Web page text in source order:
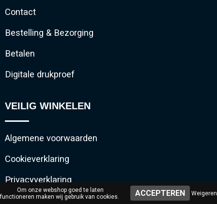
Contact
Bestelling & Bezorging
Betalen
Digitale drukproef
VEILIG WINKELEN
Algemene voorwaarden
Cookieverklaring
Privacyverklaring
Disclaimer
Om onze webshop goed te laten
functioneren maken wij gebruik van cookies.
Weigeren